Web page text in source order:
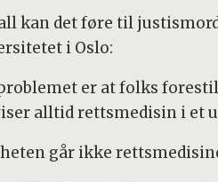
kan det føre til
i Oslo:
er at folks
alltid rettsmedisin i et
går ikke